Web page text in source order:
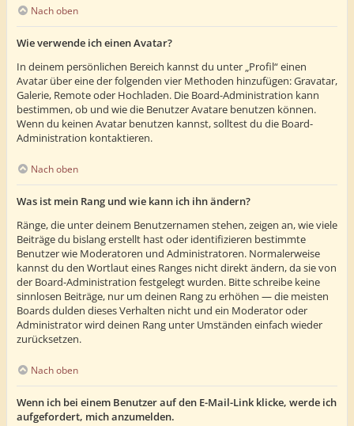
Nach oben
Wie verwende ich einen Avatar?
In deinem persönlichen Bereich kannst du unter „Profil“ einen
Avatar über eine der folgenden vier Methoden hinzufügen: Gravatar,
Galerie, Remote oder Hochladen. Die Board-Administration kann
bestimmen, ob und wie die Benutzer Avatare benutzen können.
Wenn du keinen Avatar benutzen kannst, solltest du die Board-
Administration kontaktieren.
Nach oben
Was ist mein Rang und wie kann ich ihn ändern?
Ränge, die unter deinem Benutzernamen stehen, zeigen an, wie viele
Beiträge du bislang erstellt hast oder identifizieren bestimmte
Benutzer wie Moderatoren und Administratoren. Normalerweise
kannst du den Wortlaut eines Ranges nicht direkt ändern, da sie von
der Board-Administration festgelegt wurden. Bitte schreibe keine
sinnlosen Beiträge, nur um deinen Rang zu erhöhen — die meisten
Boards dulden dieses Verhalten nicht und ein Moderator oder
Administrator wird deinen Rang unter Umständen einfach wieder
zurücksetzen.
Nach oben
Wenn ich bei einem Benutzer auf den E-Mail-Link klicke, werde ich
aufgefordert, mich anzumelden.